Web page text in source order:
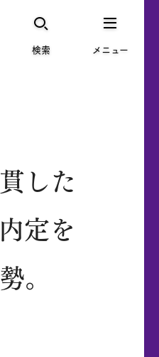
検索 メニュー
した
定を
。